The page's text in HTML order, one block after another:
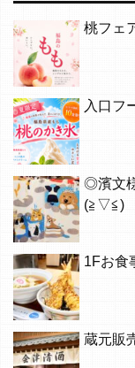
桃フェ
入口フ
◎濱文
(≧▽≦)
1Fお食
蔵元販